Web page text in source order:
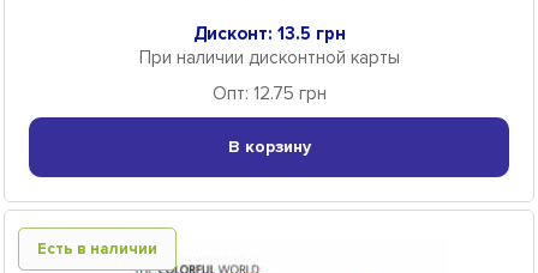
Дисконт: 13.5 грн
При наличии дисконтной карты
Опт: 12.75 грн
В корзину
Есть в наличии